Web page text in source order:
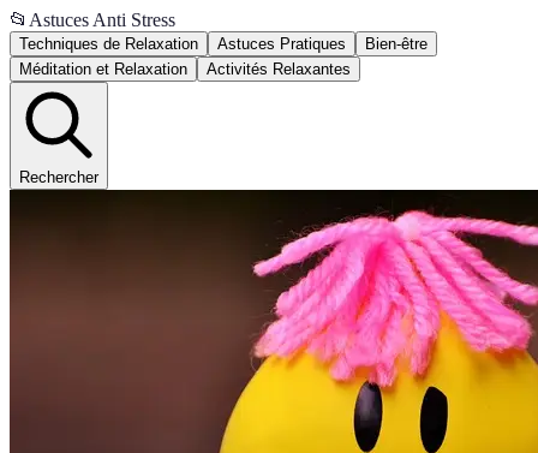
📂 Astuces Anti Stress
Techniques de Relaxation Astuces Pratiques
Bien-être
Méditation et Relaxation
Activités Relaxantes
Rechercher